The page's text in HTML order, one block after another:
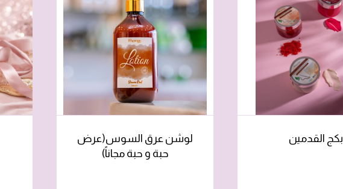
بكج القدمين
لوشن عرق السوس(عرض
حبة و حبة مجاناً)